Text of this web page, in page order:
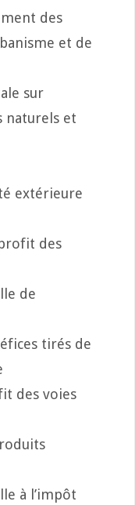
des
et de
sur
naturels et
extérieure
des
de
tirés de
des voies
à l’impôt